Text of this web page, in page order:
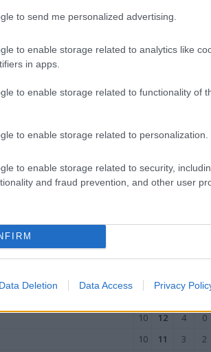
to send me personalized advertising.
to enable storage related to analytics like
in apps.
to enable storage related to functionality of
to enable storage related to personalization.
to enable storage related to security,
and fraud prevention, and other user
Data Deletion Data Access Privacy
10 12
11 3
10 9 2
10 12 4 0
10 11 3 2